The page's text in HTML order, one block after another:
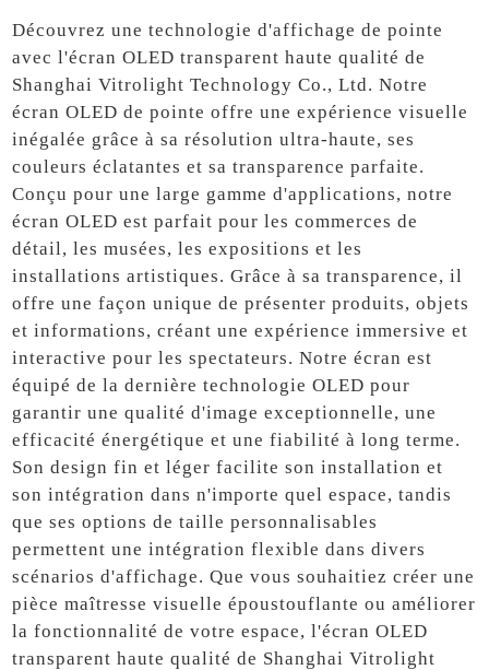
Découvrez une technologie d'affichage de pointe
avec l'écran OLED transparent haute qualité de
Shanghai Vitrolight Technology Co., Ltd. Notre
écran OLED de pointe offre une expérience visuelle
inégalée grâce à sa résolution ultra-haute, ses
couleurs éclatantes et sa transparence parfaite.
Conçu pour une large gamme d'applications, notre
écran OLED est parfait pour les commerces de
détail, les musées, les expositions et les
installations artistiques. Grâce à sa transparence, il
offre une façon unique de présenter produits, objets
et informations, créant une expérience immersive et
interactive pour les spectateurs. Notre écran est
équipé de la dernière technologie OLED pour
garantir une qualité d'image exceptionnelle, une
efficacité énergétique et une fiabilité à long terme.
Son design fin et léger facilite son installation et
son intégration dans n'importe quel espace, tandis
que ses options de taille personnalisables
permettent une intégration flexible dans divers
scénarios d'affichage. Que vous souhaitiez créer une
pièce maîtresse visuelle époustouflante ou améliorer
la fonctionnalité de votre espace, l'écran OLED
transparent haute qualité de Shanghai Vitrolight